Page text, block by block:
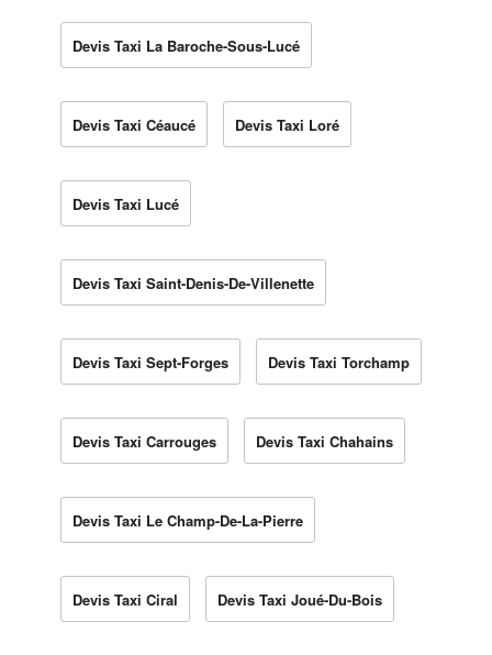
Devis Taxi La Baroche-Sous-Lucé
Devis Taxi Céaucé Devis Taxi Loré
Devis Taxi Lucé
Devis Taxi Saint-Denis-De-Villenette
Devis Taxi Sept-Forges Devis Taxi Torchamp
Devis Taxi Carrouges Devis Taxi Chahains
Devis Taxi Le Champ-De-La-Pierre
Devis Taxi Ciral Devis Taxi Joué-Du-Bois